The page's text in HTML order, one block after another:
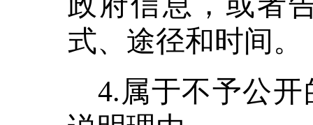
式、途径和时间。
4.属于不予公